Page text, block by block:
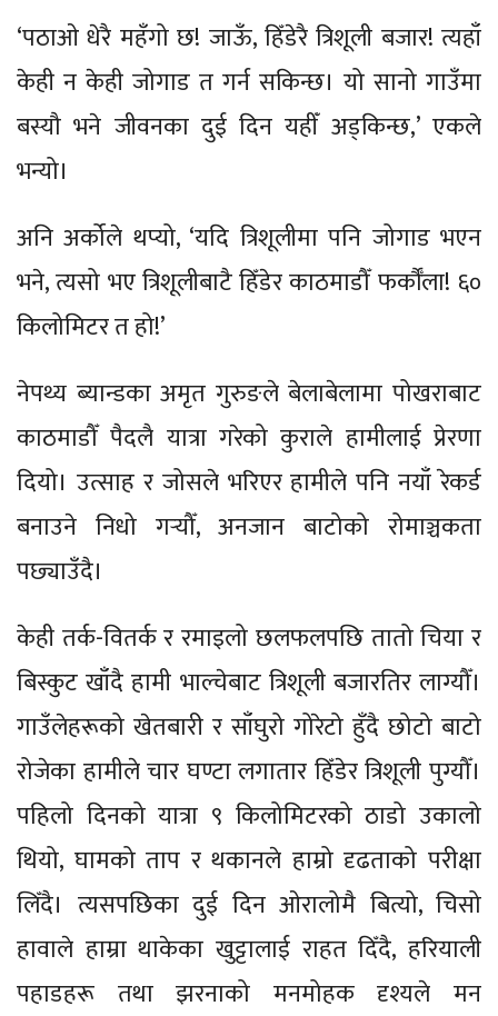
‘पठाओ धेरै महँगो छ! जाऊँ, हिँडेरै त्रिशूली बजार! त्यहाँ
केही न केही जोगाड त गर्न सकिन्छ। यो सानो गाउँमा
बस्यौ भने जीवनका दुई दिन यहीँ अड्किन्छ,’ एकले
भन्यो।
अनि अर्कोले थप्यो, ‘यदि त्रिशूलीमा पनि जोगाड भएन
भने, त्यसो भए त्रिशूलीबाटै हिँडेर काठमाडौँ फर्कौँला! ६०
किलोमिटर त हो!’
नेपथ्य ब्यान्डका अमृत गुरुङले बेलाबेलामा पोखराबाट
काठमाडौँ पैदलै यात्रा गरेको कुराले हामीलाई प्रेरणा
दियो। उत्साह र जोसले भरिएर हामीले पनि नयाँ रेकर्ड
बनाउने निधो गर्‍यौँ, अनजान बाटोको रोमाञ्चकता
पछ्याउँदै।
केही तर्क-वितर्क र रमाइलो छलफलपछि तातो चिया र
बिस्कुट खाँदै हामी भाल्चेबाट त्रिशूली बजारतिर लाग्यौँ।
गाउँलेहरूको खेतबारी र साँघुरो गोरेटो हुँदै छोटो बाटो
रोजेका हामीले चार घण्टा लगातार हिँडेर त्रिशूली पुग्यौँ।
पहिलो दिनको यात्रा ९ किलोमिटरको ठाडो उकालो
थियो, घामको ताप र थकानले हाम्रो दृढताको परीक्षा
लिँदै। त्यसपछिका दुई दिन ओरालोमै बित्यो, चिसो
हावाले हाम्रा थाकेका खुट्टालाई राहत दिँदै, हरियाली
पहाडहरू तथा झरनाको मनमोहक दृश्यले मन